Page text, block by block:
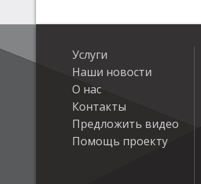
Услуги
Наши новости
О нас
Контакты
Предложить видео
Помощь проекту